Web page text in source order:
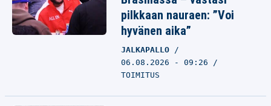
pilkkaan nauraen: ”Voi
hyvänen aika”
JALKAPALLO
06.08.2026 - 09:26
TOIMITUS